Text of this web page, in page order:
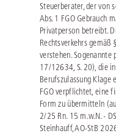
Steuerberater, der von
Abs. 1 FGO Gebrauch
Privatperson betreibt.
Rechtsverkehrs gemäß
verstehen.
17/12634, S. 20), die
Berufszulassung Klage
FGO verpflichtet, eine
Form zu übermitteln
2/25 Rn. 15 m.w.N. -
Steinhauff, AO-StB